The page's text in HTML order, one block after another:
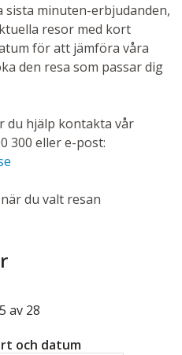
sista minuten-erbjudanden,
resor med kort
för att jämföra våra
den resa som passar dig
du hjälp kontakta vår
300 eller e-post:
du valt resan
5 av 28
och datum